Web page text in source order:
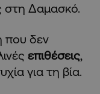
στη Δαμασκό.
που δεν
επιθέσεις,
για τη βία.